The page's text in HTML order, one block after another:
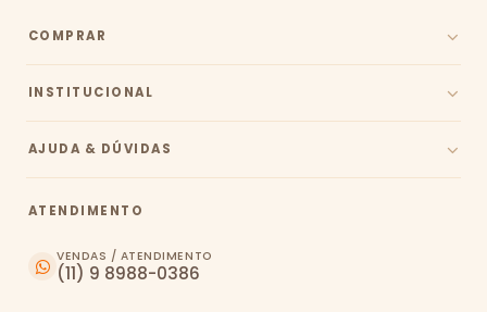
COMPRAR
INSTITUCIONAL
AJUDA & DÚVIDAS
ATENDIMENTO
VENDAS / ATENDIMENTO
(11) 9 8988-0386